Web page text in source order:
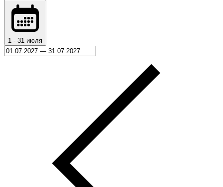
1 - 31 июля